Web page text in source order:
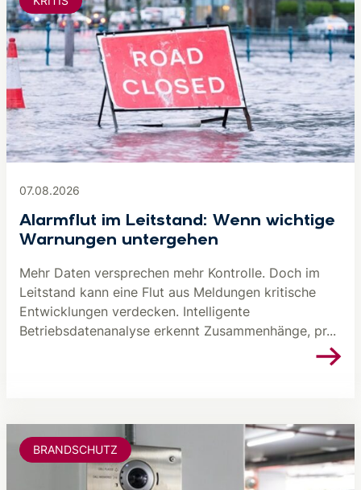
07.08.2026
Alarmflut im Leitstand: Wenn wichtige
Warnungen untergehen
Mehr Daten versprechen mehr Kontrolle. Doch im
Leitstand kann eine Flut aus Meldungen kritische
Entwicklungen verdecken. Intelligente
Betriebsdatenanalyse erkennt Zusammenhänge, pr...
BRANDSCHUTZ